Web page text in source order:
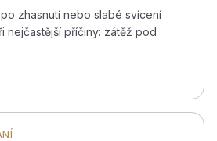
zhasnutí nebo slabé svícení
nejčastější příčiny: zátěž pod